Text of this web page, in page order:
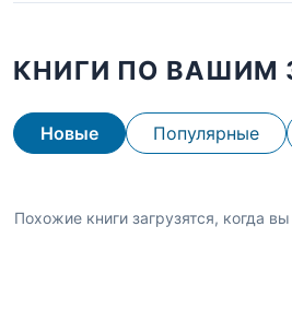
КНИГИ ПО ВАШИМ
Новые Популярные
Похожие книги загрузятся, когда